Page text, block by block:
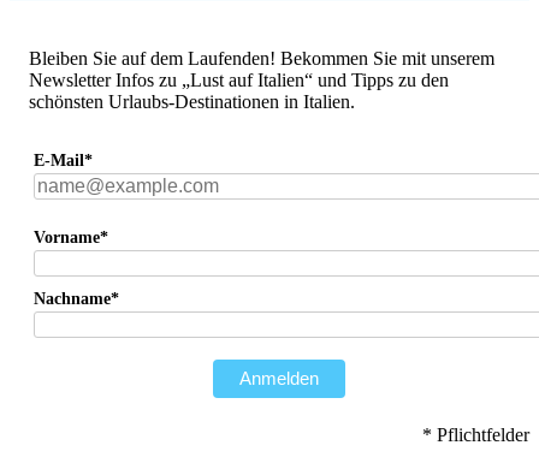
Bleiben Sie auf dem Laufenden! Bekommen Sie mit unserem
Newsletter Infos zu „Lust auf Italien“ und Tipps zu den
schönsten Urlaubs-Destinationen in Italien.
E-Mail*
Vorname*
Nachname*
Anmelden
* Pflichtfelder